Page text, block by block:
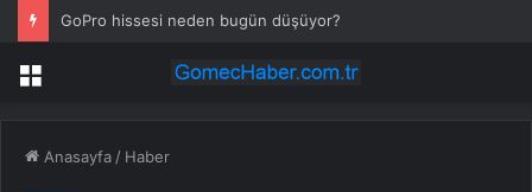
GoPro hissesi neden bugün düşüyor?
Menü
Anasayfa / Haber